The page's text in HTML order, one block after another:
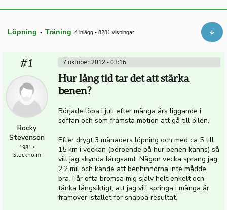
Löpning • Träning 4 inlägg • 8281 visningar
#1
Rocky
Stevenson
1981 •
Stockholm
7 oktober 2012 - 03:16
Hur lång tid tar det att stärka
benen?
Började löpa i juli efter många års liggande i
soffan och som främsta motion att gå till bilen.
Efter drygt 3 månaders löpning och med ca 5 till
15 km i veckan (beroende på hur benen känns) så
vill jag skynda långsamt. Någon vecka sprang jag
2.2 mil och kände att benhinnorna inte mådde
bra. Får ofta bromsa mig själv helt enkelt och
tänka långsiktigt, att jag vill springa i många år
framöver istället för snabba resultat.